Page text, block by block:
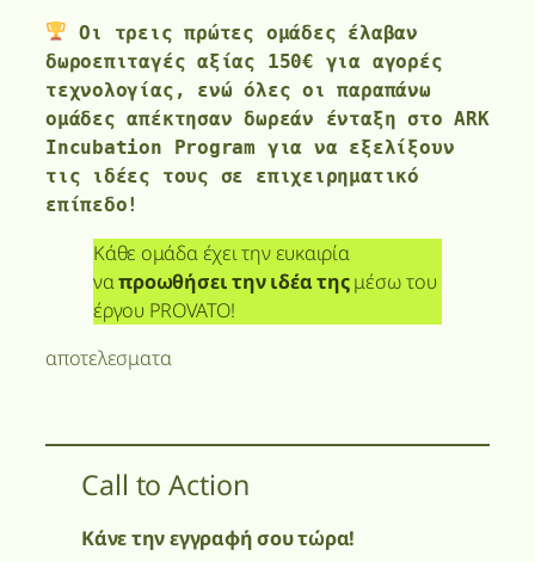
Οι τρεις πρώτες ομάδες έλαβαν
δωροεπιταγές αξίας 150€ για αγορές
τεχνολογίας, ενώ όλες οι παραπάνω
ομάδες απέκτησαν δωρεάν ένταξη στο ARK
Incubation Program για να εξελίξουν
τις ιδέες τους σε επιχειρηματικό
επίπεδο!
Κάθε ομάδα έχει την ευκαιρία
ναπροωθήσει την ιδέα τηςμέσω του
έργου PROVATO!
αποτελεσματα
Call to Action
Κάνε την εγγραφή σου τώρα!